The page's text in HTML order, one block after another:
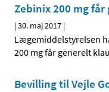
Zebinix 200 mg
|30. maj 2017 |
Lægemiddelstyrelsen
200 mg får generelt
Bevilling til Vejle